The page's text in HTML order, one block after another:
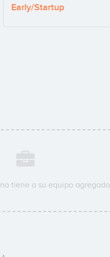
Early/Startup
no tiene a su equipo agregado